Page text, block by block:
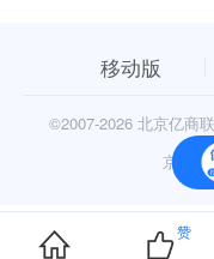
赞
移动版
©2007-2026 北京亿商
京公网